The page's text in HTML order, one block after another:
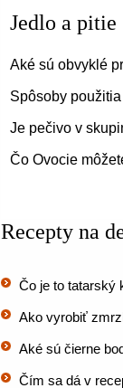
Jedlo a pitie
Aké sú obvyklé
Spôsoby
Je pečivo v
Čo Ovocie
Recepty na
Čo je to tatarský
Ako vyrobiť
Aké sú čierne
Čím sa dá v